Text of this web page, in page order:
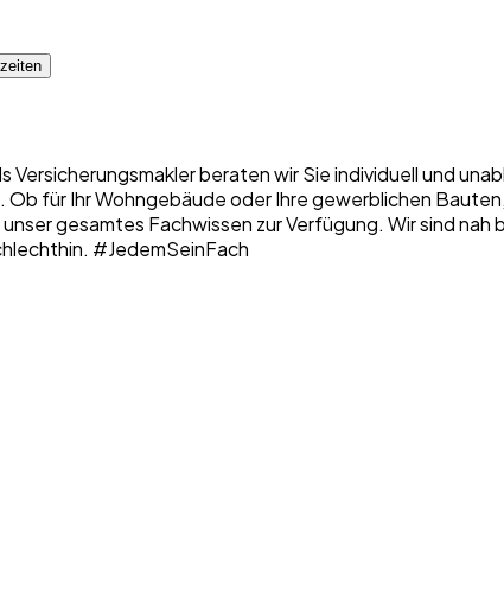
beraten wir Sie individuell und
für Ihr Wohngebäude oder Ihre gewerblichen
gesamtes Fachwissen zur Verfügung. Wir sind nah
#JedemSeinFach